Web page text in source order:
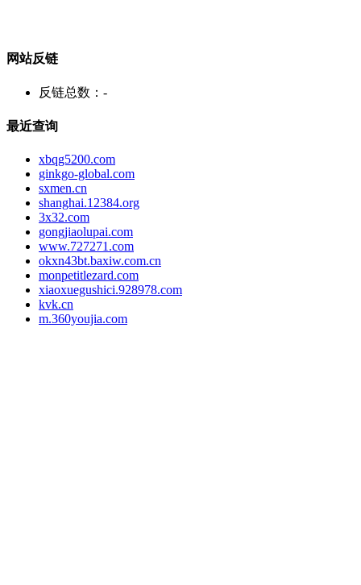
网站反链
反链总数： -
最近查询
xbqg5200.com
ginkgo-global.com
sxmen.cn
shanghai.12384.org
3x32.com
gongjiaolupai.com
www.727271.com
okxn43bt.baxiw.com.cn
monpetitlezard.com
xiaoxuegushici.928978.com
kvk.cn
m.360youjia.com